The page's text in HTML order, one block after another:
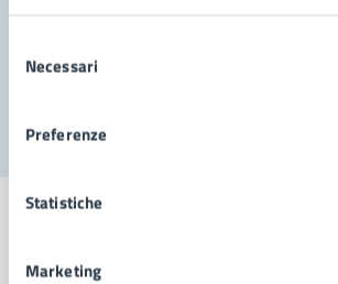
delNecessari
Preferenze
Statistiche
Marketing